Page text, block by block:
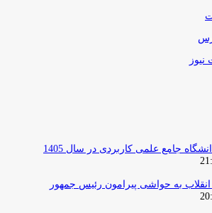
جامع علمی کاربردی در سال 1405
به حواشی پیرامون رئیس جمهور